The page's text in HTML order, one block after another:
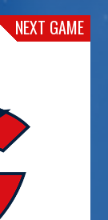
NEXT GAME